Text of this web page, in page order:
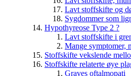
Lavt stoffskifte og
Sygdommer som
Hypothyreose Type 2 ?
Lavt stoffskifte i
Mange symptomer,
Stoffskifte vekslende
Stoffskifte relaterte øye
Graves oftalmopati